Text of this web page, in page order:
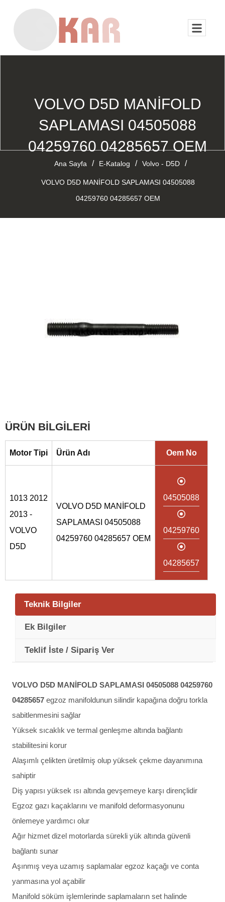
VOLVO D5D MANİFOLD
SAPLAMASI 04505088
04259760 04285657 OEM
Ana Sayfa / E-Katalog / Volvo - D5D /
VOLVO D5D MANİFOLD SAPLAMASI 04505088
04259760 04285657 OEM
ÜRÜN BİLGİLERİ
Motor Tipi Ürün Adı Oem No
1013 2012
2013 -
VOLVO
D5D
VOLVO D5D MANİFOLD
SAPLAMASI 04505088
04259760 04285657 OEM
04505088
04259760
04285657
Teknik Bilgiler
Ek Bilgiler
Teklif İste / Sipariş Ver
VOLVO D5D MANİFOLD SAPLAMASI 04505088 04259760
04285657 egzoz manifoldunun silindir kapağına doğru torkla
sabitlenmesini sağlar
Yüksek sıcaklık ve termal genleşme altında bağlantı
stabilitesini korur
Alaşımlı çelikten üretilmiş olup yüksek çekme dayanımına
sahiptir
Diş yapısı yüksek ısı altında gevşemeye karşı dirençlidir
Egzoz gazı kaçaklarını ve manifold deformasyonunu
önlemeye yardımcı olur
Ağır hizmet dizel motorlarda sürekli yük altında güvenli
bağlantı sunar
Aşınmış veya uzamış saplamalar egzoz kaçağı ve conta
yanmasına yol açabilir
Manifold söküm işlemlerinde saplamaların set halinde